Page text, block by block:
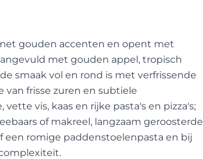
gouden accenten en opent met
met gouden appel, tropisch
smaak vol en rond is met verfrissende
van frisse zuren en subtiele
vis, kaas en rijke pasta's en pizza's;
of makreel, langzaam geroosterde
romige paddenstoelenpasta en bij